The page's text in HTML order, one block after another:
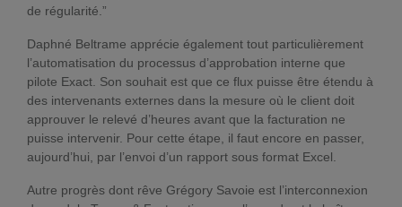
de régularité.”
Daphné Beltrame apprécie également tout particulièrement
l’automatisation du processus d’approbation interne que
pilote Exact. Son souhait est que ce flux puisse être étendu à
des intervenants externes dans la mesure où le client doit
approuver le relevé d’heures avant que la facturation ne
puisse intervenir. Pour cette étape, il faut encore en passer,
aujourd’hui, par l’envoi d’un rapport sous format Excel.
Autre progrès dont rêve Grégory Savoie est l’interconnexion